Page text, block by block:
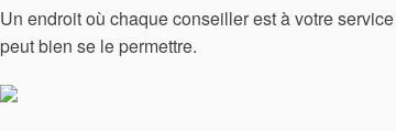
Un endroit où chaque conseiller est à votre
peut bien se le permettre.